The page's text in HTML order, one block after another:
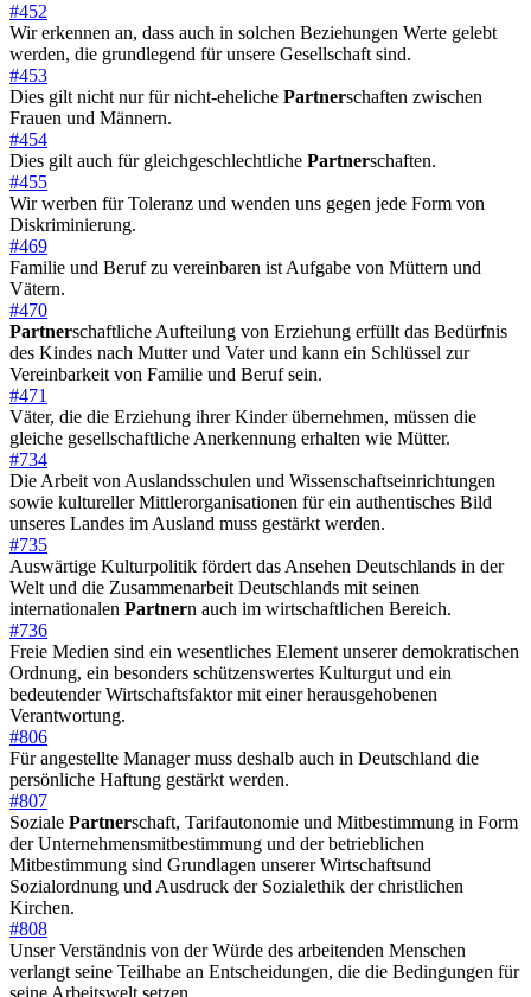
#452
Wir erkennen an, dass auch in solchen Beziehungen Werte gelebt
werden, die grundlegend für unsere Gesellschaft sind.
#453
Dies gilt nicht nur für nicht-eheliche Partnerschaften zwischen
Frauen und Männern.
#454
Dies gilt auch für gleichgeschlechtliche Partnerschaften.
#455
Wir werben für Toleranz und wenden uns gegen jede Form von
Diskriminierung.
#469
Familie und Beruf zu vereinbaren ist Aufgabe von Müttern und
Vätern.
#470
Partnerschaftliche Aufteilung von Erziehung erfüllt das Bedürfnis
des Kindes nach Mutter und Vater und kann ein Schlüssel zur
Vereinbarkeit von Familie und Beruf sein.
#471
Väter, die die Erziehung ihrer Kinder übernehmen, müssen die
gleiche gesellschaftliche Anerkennung erhalten wie Mütter.
#734
Die Arbeit von Auslandsschulen und Wissenschaftseinrichtungen
sowie kultureller Mittlerorganisationen für ein authentisches Bild
unseres Landes im Ausland muss gestärkt werden.
#735
Auswärtige Kulturpolitik fördert das Ansehen Deutschlands in der
Welt und die Zusammenarbeit Deutschlands mit seinen
internationalen Partnern auch im wirtschaftlichen Bereich.
#736
Freie Medien sind ein wesentliches Element unserer demokratischen
Ordnung, ein besonders schützenswertes Kulturgut und ein
bedeutender Wirtschaftsfaktor mit einer herausgehobenen
Verantwortung.
#806
Für angestellte Manager muss deshalb auch in Deutschland die
persönliche Haftung gestärkt werden.
#807
Soziale Partnerschaft, Tarifautonomie und Mitbestimmung in Form
der Unternehmensmitbestimmung und der betrieblichen
Mitbestimmung sind Grundlagen unserer Wirtschaftsund
Sozialordnung und Ausdruck der Sozialethik der christlichen
Kirchen.
#808
Unser Verständnis von der Würde des arbeitenden Menschen
verlangt seine Teilhabe an Entscheidungen, die die Bedingungen für